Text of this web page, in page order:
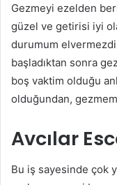
Gezmeyi ezelden
güzel ve getirisi iyi
durumum
başladıktan sonra
boş vaktim olduğu
olduğundan,
Avcılar
Bu iş sayesinde çok